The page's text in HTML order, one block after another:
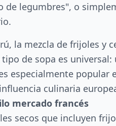
de legumbres", o
la mezcla de frijoles
de sopa es
especialmente
culinaria
mercado francés
secos que incluyen